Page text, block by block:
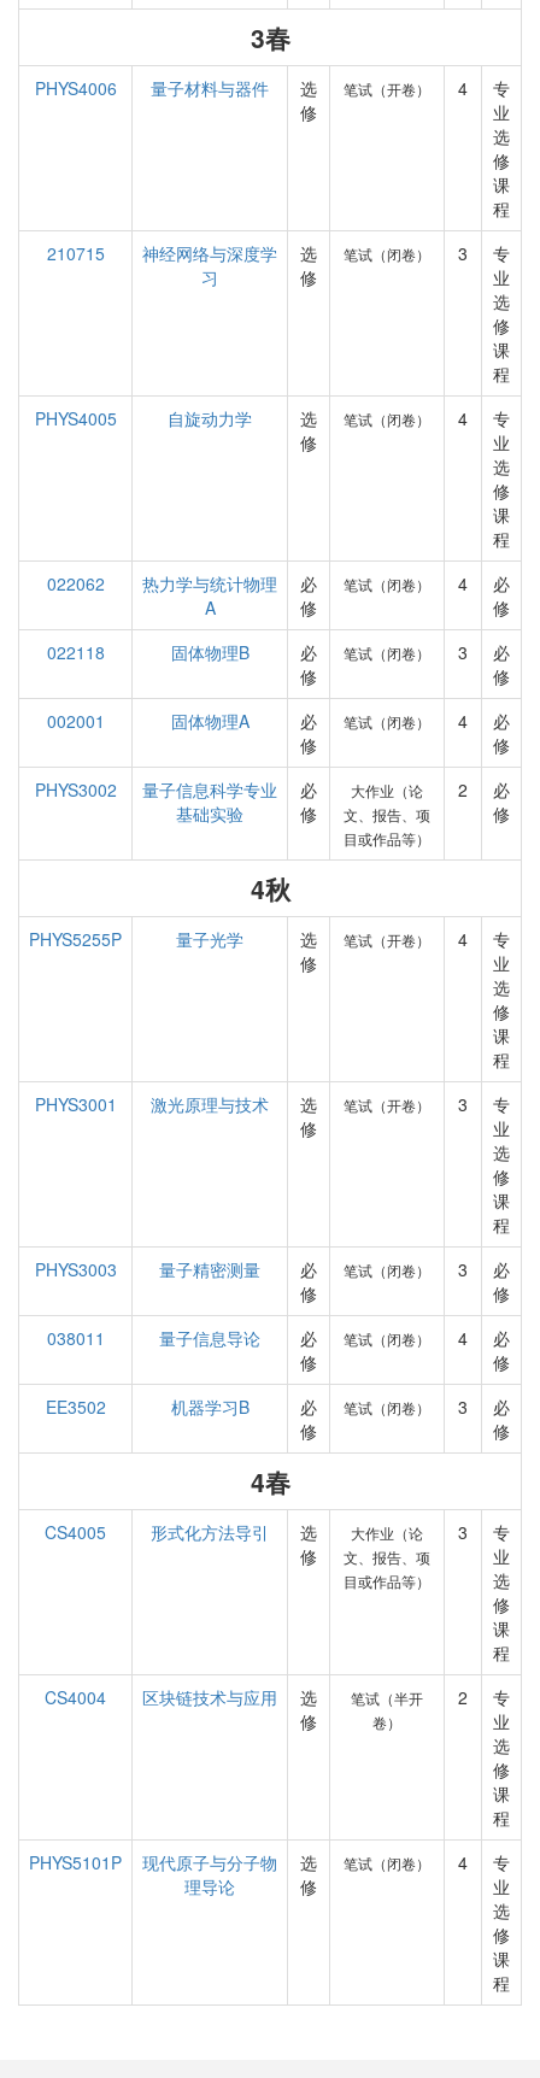
3春
PHYS4006 量子材料与器件
选
修
笔试（开卷） 4
专
业
选
修
课
程
210715
神经网络与深度学
习
选
修
笔试（闭卷） 3
专
业
选
修
课
程
PHYS4005
自旋动力学
选
修
笔试（闭卷） 4
专
业
选
修
课
程
022062
热力学与统计物理
A
必
修
笔试（闭卷） 4
必
修
022118
固体物理B
必
修
笔试（闭卷） 3
必
修
002001
固体物理A
必
修
笔试（闭卷） 4
必
修
PHYS3002
量子信息科学专业
基础实验
必
修
大作业（论
文、报告、项
目或作品等）
2
必
修
4秋
PHYS5255P 量子光学
选
修
笔试（开卷） 4
专
业
选
修
课
程
PHYS3001
激光原理与技术
选
修
笔试（开卷） 3
专
业
选
修
课
程
PHYS3003
量子精密测量
必
修
笔试（闭卷） 3
必
修
038011
量子信息导论
必
修
笔试（闭卷） 4
必
修
EE3502
机器学习B
必
修
笔试（闭卷） 3
必
修
4春
CS4005 形式化方法导引
选
修
大作业（论
文、报告、项
目或作品等）
3
专
业
选
修
课
程
CS4004
区块链技术与应用
选
修
笔试（半开
卷）
2
专
业
选
修
课
程
PHYS5101P
现代原子与分子物
理导论
选
修
笔试（闭卷） 4
专
业
选
修
课
程